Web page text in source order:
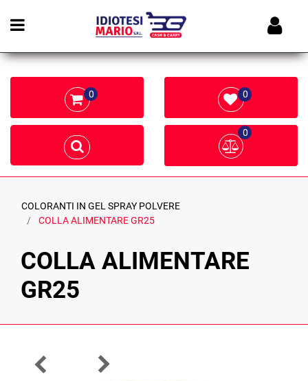
Open menu
0 0
0
COLORANTI IN GEL SPRAY POLVERE
COLLA ALIMENTARE GR25
COLLA ALIMENTARE
GR25